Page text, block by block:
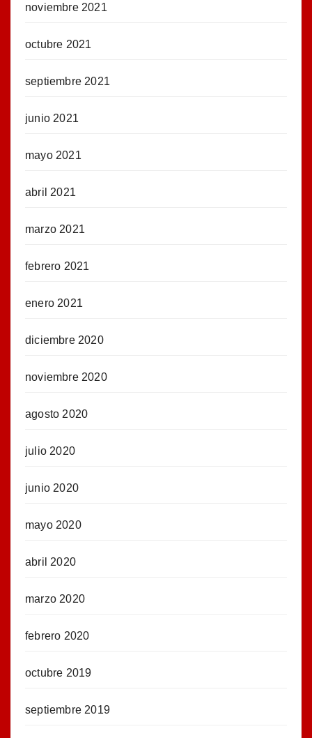
noviembre 2021
octubre 2021
septiembre 2021
junio 2021
mayo 2021
abril 2021
marzo 2021
febrero 2021
enero 2021
diciembre 2020
noviembre 2020
agosto 2020
julio 2020
junio 2020
mayo 2020
abril 2020
marzo 2020
febrero 2020
octubre 2019
septiembre 2019